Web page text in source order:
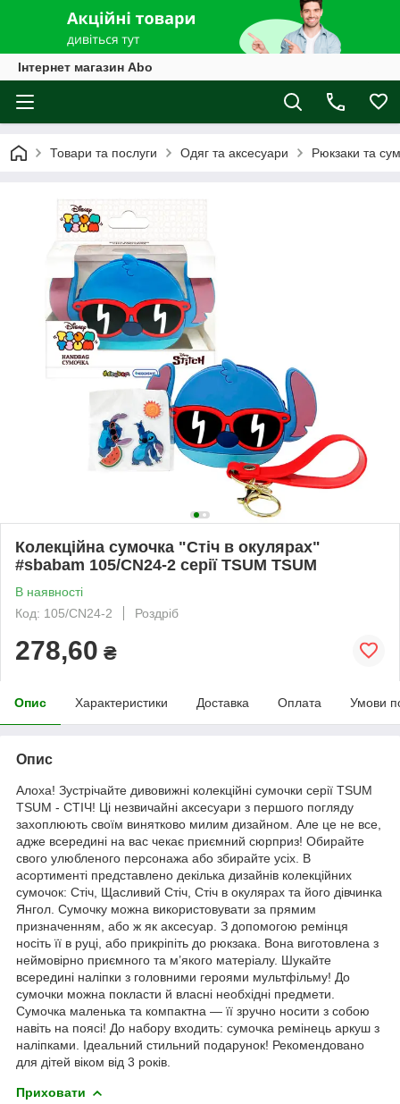
Інтернет магазин Abo
Товари та послуги Одяг та аксесуари Рюкзаки та
Колекційна сумочка "Стіч в окулярах"
#sbabam 105/CN24-2 серії TSUM TSUM
В наявності
Код: 105/CN24-2
Роздріб
278,60 ₴
Опис Характеристики Доставка Оплата Умови
Опис
Алоха! Зустрічайте дивовижні колекційні сумочки серії TSUM
TSUM - СТІЧ! Ці незвичайні аксесуари з першого погляду
захоплюють своїм винятково милим дизайном. Але це не все,
адже всередині на вас чекає приємний сюрприз! Обирайте
свого улюбленого персонажа або збирайте усіх. В
асортименті представлено декілька дизайнів колекційних
сумочок: Стіч, Щасливий Стіч, Стіч в окулярах та його дівчинка
Янгол. Сумочку можна використовувати за прямим
призначенням, або ж як аксесуар. З допомогою ремінця
носіть її в руці, або прикріпіть до рюкзака. Вона виготовлена з
неймовірно приємного та м’якого матеріалу. Шукайте
всередині наліпки з головними героями мультфільму! До
сумочки можна покласти й власні необхідні предмети.
Сумочка маленька та компактна — її зручно носити з собою
навіть на поясі! До набору входить: сумочка ремінець аркуш з
наліпками. Ідеальний стильний подарунок! Рекомендовано
для дітей віком від 3 років.
Приховати